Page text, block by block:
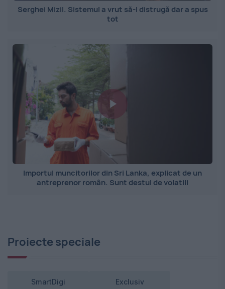
Serghei Mizil. Sistemul a vrut să-l distrugă dar a spus
tot
Importul muncitorilor din Sri Lanka, explicat de un
antreprenor român. Sunt destul de volatili
Proiecte speciale
SmartDigi Exclusiv